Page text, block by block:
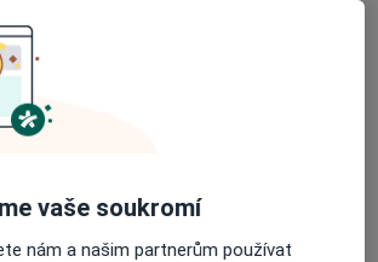
vztazích
vaše soukromí
nám a našim partnerům používat